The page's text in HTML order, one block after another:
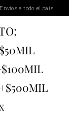
a todo el país
: